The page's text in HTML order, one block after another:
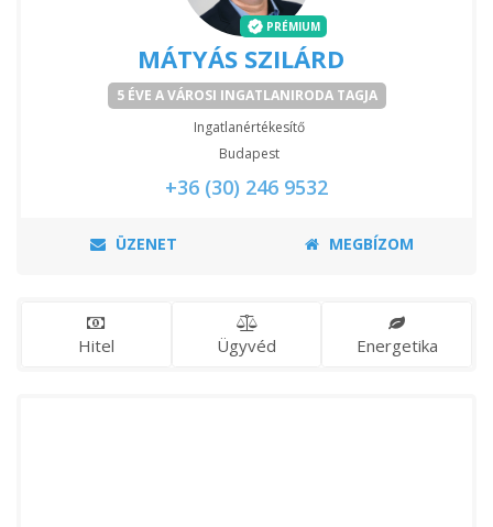
PRÉMIUM
MÁTYÁS SZILÁRD
5 ÉVE A VÁROSI INGATLANIRODA TAGJA
Ingatlanértékesítő
Budapest
+36 (30) 246 9532
ÜZENET MEGBÍZOM
Hitel Ügyvéd Energetika